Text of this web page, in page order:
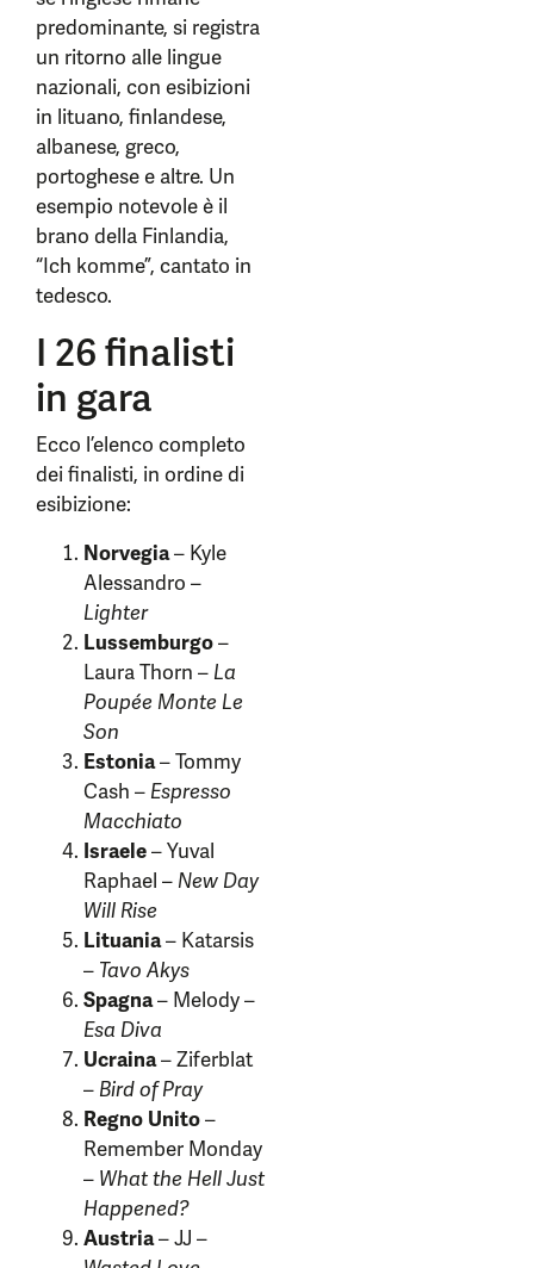
predominante, si registra
un ritorno alle lingue
nazionali, con esibizioni
in lituano, finlandese,
albanese, greco,
portoghese e altre. Un
esempio notevole è il
brano della Finlandia,
“Ich komme”, cantato in
tedesco.
I 26 finalisti
in gara
Ecco l’elenco completo
dei finalisti, in ordine di
esibizione:
Norvegia– Kyle
Alessandro –
Lighter
Lussemburgo–
Laura Thorn – La
Poupée Monte Le
Son
Estonia– Tommy
Cash – Espresso
Macchiato
Israele– Yuval
Raphael – New Day
Will Rise
Lituania– Katarsis
– Tavo Akys
Spagna– Melody –
Esa Diva
Ucraina– Ziferblat
– Bird of Pray
Regno Unito–
Remember Monday
– What the Hell Just
Happened?
Austria– JJ –